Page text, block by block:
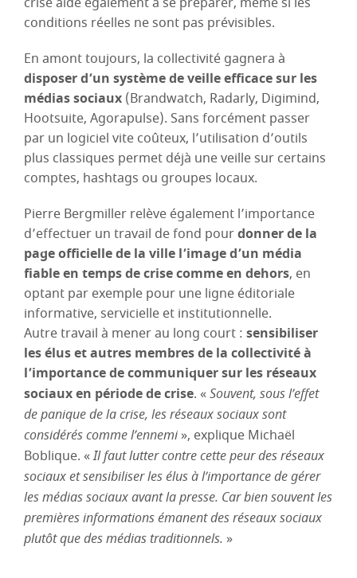
conditions réelles ne sont pas prévisibles.
En amont toujours, la collectivité gagnera à
disposer d’un système de veille efficace sur les
médias sociaux (Brandwatch, Radarly, Digimind,
Hootsuite, Agorapulse). Sans forcément passer
par un logiciel vite coûteux, l’utilisation d’outils
plus classiques permet déjà une veille sur certains
comptes, hashtags ou groupes locaux.
Pierre Bergmiller relève également l’importance
d’effectuer un travail de fond pourdonner de la
page officielle de la ville l’image d’un média
fiable en temps de crise comme en dehors, en
optant par exemple pour une ligne éditoriale
informative, servicielle et institutionnelle.
Autre travail à mener au long court : sensibiliser
les élus et autres membres de la collectivité à
l’importance de communiquer sur les réseaux
sociaux en période de crise. «Souvent, sous l’effet
de panique de la crise, les réseaux sociaux sont
considérés comme l’ennemi», explique Michaël
Boblique. «Il faut lutter contre cette peur des réseaux
sociaux et sensibiliser les élus à l’importance de gérer
les médias sociaux avant la presse. Car bien souvent les
premières informations émanent des réseaux sociaux
plutôt que des médias traditionnels. »